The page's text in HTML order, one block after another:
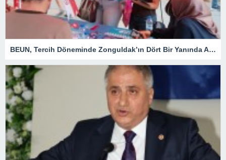
BEUN, Tercih Döneminde Zonguldak’ın Dört Bir Yanında Aday Öğrencilerle Buluşuyor